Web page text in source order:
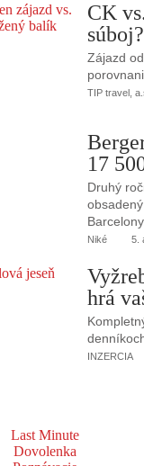
CK
súboj?
Zájazd
TIP travel,
17
Druhý
Barcelony.
Niké 5.
hrá
INZERCIA
Last Minute
Dovolenka